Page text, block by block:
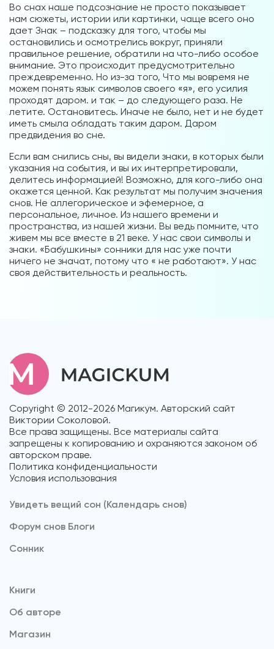
Во снах наше подсознание не просто показывает
нам сюжеты, истории или картинки, чаще всего оно
дает Знак – подсказку для того, чтобы мы
остановились и осмотрелись вокруг, приняли
правильное решение, обратили на что-либо особое
внимание. Это происходит предусмотрительно
преждевременно. Но из-за того, Что мы вовремя не
можем понять язык символов своего «я», его усилия
проходят даром. и так – до следующего раза. Не
летите. Остановитесь. Иначе не было, нет и не будет
иметь смыла обладать таким даром. Даром
предвидения во сне.
Если вам снились сны, вы видели знаки, в которых были
указания на события, и вы их интерпретировали,
делитесь информацией! Возможно, для кого-либо она
окажется ценной. Как результат мы получим значения
снов. Не аллегорическое и эфемерное, а
персональное, личное. Из нашего времени и
пространства, из нашей жизни. Вы ведь помните, что
живем мы все вместе в 21 веке. У нас свои символы и
знаки. «Бабушкины» сонники для нас уже почти
ничего не значат, потому что « не работают». У нас
своя действительность и реальность.
Copyright © 2012-2026 Магикум. Авторский сайт
Виктории Соколовой.
Все права защищены. Все материалы сайта
запрещены к копированию и охраняются законом об
авторском праве.
Политика конфиденциальности
Условия использования
Увидеть вещий сон (Календарь снов)
Форум снов Блоги
Cонник
Книги
Об авторе
Магазин